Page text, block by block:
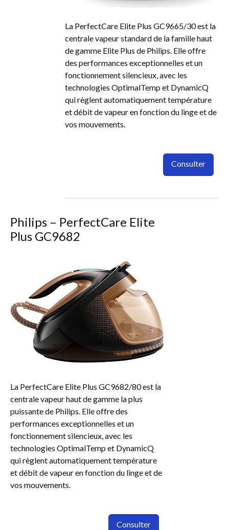
La PerfectCare Elite Plus GC9665/30 est la
centrale vapeur standard de la famille haut
de gamme Elite Plus de Philips. Elle offre
des performances exceptionnelles et un
fonctionnement silencieux, avec les
technologies OptimalTemp et DynamicQ
qui règlent automatiquement température
et débit de vapeur en fonction du linge et de
vos mouvements.
Consulter
Philips – PerfectCare Elite
Plus GC9682
La PerfectCare Elite Plus GC9682/80 est la
centrale vapeur haut de gamme la plus
puissante de Philips. Elle offre des
performances exceptionnelles et un
fonctionnement silencieux, avec les
technologies OptimalTemp et DynamicQ
qui règlent automatiquement température
et débit de vapeur en fonction du linge et de
vos mouvements.
Consulter